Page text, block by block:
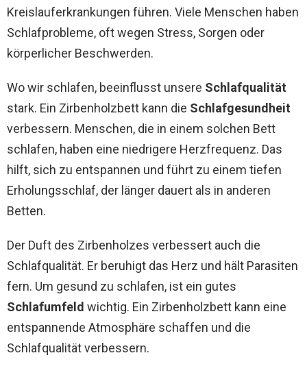
Kreislauferkrankungen führen. Viele Menschen haben
Schlafprobleme, oft wegen Stress, Sorgen oder
körperlicher Beschwerden.
Wo wir schlafen, beeinflusst unsere Schlafqualität
stark. Ein Zirbenholzbett kann die Schlafgesundheit
verbessern. Menschen, die in einem solchen Bett
schlafen, haben eine niedrigere Herzfrequenz. Das
hilft, sich zu entspannen und führt zu einem tiefen
Erholungsschlaf, der länger dauert als in anderen
Betten.
Der Duft des Zirbenholzes verbessert auch die
Schlafqualität. Er beruhigt das Herz und hält Parasiten
fern. Um gesund zu schlafen, ist ein gutes
Schlafumfeld wichtig. Ein Zirbenholzbett kann eine
entspannende Atmosphäre schaffen und die
Schlafqualität verbessern.